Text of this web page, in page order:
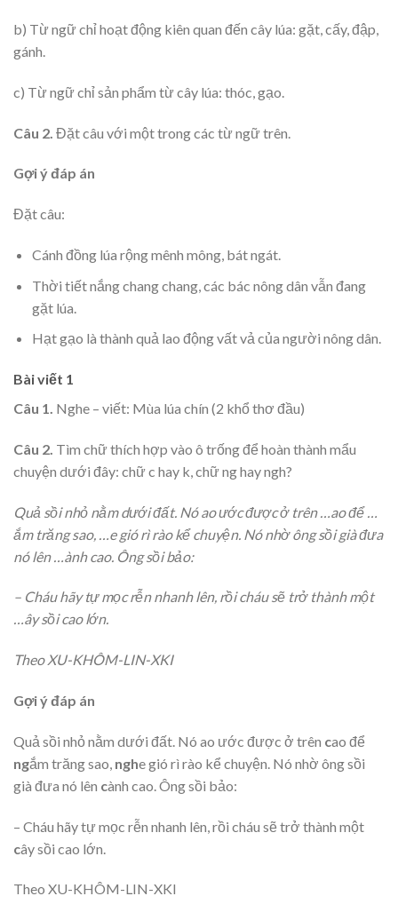
b) Từ ngữ chỉ hoạt động kiên quan đến cây lúa: gặt, cấy, đập,
gánh.
c) Từ ngữ chỉ sản phẩm từ cây lúa: thóc, gạo.
Câu 2. Đặt câu với một trong các từ ngữ trên.
Gợi ý đáp án
Đặt câu:
Cánh đồng lúa rộng mênh mông, bát ngát.
Thời tiết nắng chang chang, các bác nông dân vẫn đang
gặt lúa.
Hạt gạo là thành quả lao động vất vả của người nông dân.
Bài viết 1
Câu 1. Nghe – viết: Mùa lúa chín (2 khổ thơ đầu)
Câu 2. Tìm chữ thích hợp vào ô trống để hoàn thành mẩu
chuyện dưới đây: chữ c hay k, chữ ng hay ngh?
Quả sồi nhỏ nằm dưới đất. Nó ao ước được ở trên …ao để …
ắm trăng sao, …e gió rì rào kể chuyện. Nó nhờ ông sồi già đưa
nó lên …ành cao. Ông sồi bảo:
– Cháu hãy tự mọc rễn nhanh lên, rồi cháu sẽ trở thành một
…ây sồi cao lớn.
Theo XU-KHÔM-LIN-XKI
Gợi ý đáp án
Quả sồi nhỏ nằm dưới đất. Nó ao ước được ở trên cao để
ngắm trăng sao, nghe gió rì rào kể chuyện. Nó nhờ ông sồi
già đưa nó lên cành cao. Ông sồi bảo:
– Cháu hãy tự mọc rễn nhanh lên, rồi cháu sẽ trở thành một
cây sồi cao lớn.
Theo XU-KHÔM-LIN-XKI